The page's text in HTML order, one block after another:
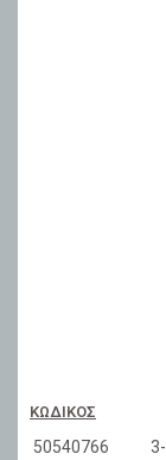
ΚΩΔΙΚΌΣ
50540766